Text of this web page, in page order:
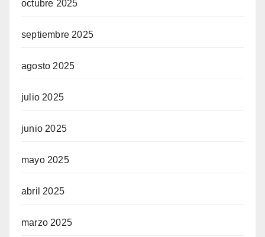
octubre 2025
septiembre 2025
agosto 2025
julio 2025
junio 2025
mayo 2025
abril 2025
marzo 2025